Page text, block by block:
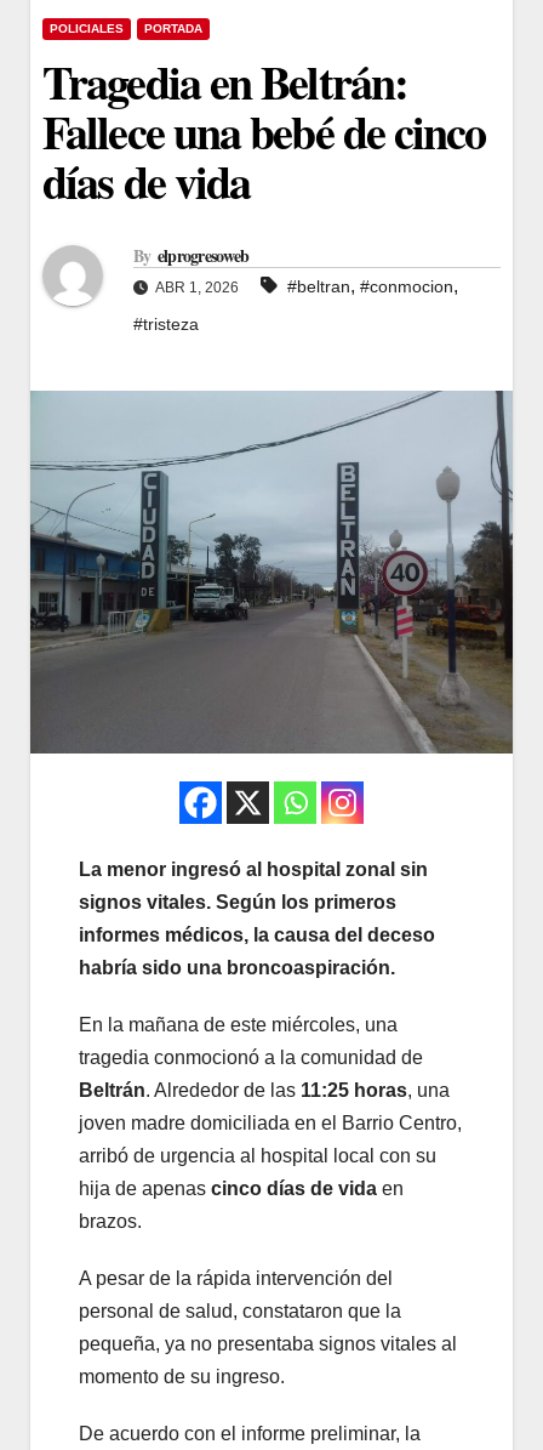
POLICIALES PORTADA
Tragedia en Beltrán:
Fallece una bebé de cinco
días de vida
By elprogresoweb
ABR 1, 2026 #beltran, #conmocion,
#tristeza
La menor ingresó al hospital zonal sin
signos vitales. Según los primeros
informes médicos, la causa del deceso
habría sido una broncoaspiración.
En la mañana de este miércoles, una
tragedia conmocionó a la comunidad de
Beltrán. Alrededor de las 11:25 horas, una
joven madre domiciliada en el Barrio Centro,
arribó de urgencia al hospital local con su
hija de apenas cinco días de vida en
brazos.
A pesar de la rápida intervención del
personal de salud, constataron que la
pequeña, ya no presentaba signos vitales al
momento de su ingreso.
De acuerdo con el informe preliminar, la